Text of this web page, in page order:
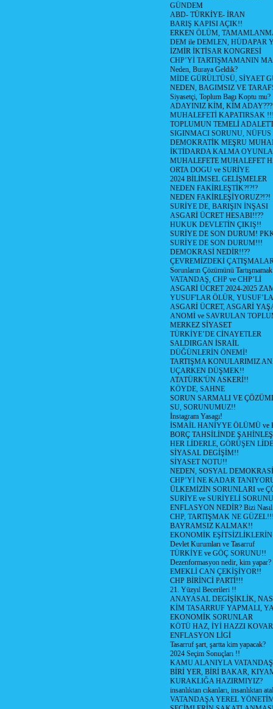
GÜNDEM
ABD- TÜRKİYE- İRAN
BARIŞ KAPISI AÇIK!!
ERKEN ÖLÜM,
DEM ile DEMLEN, HÜDAPAR
İZMİR İKTİSAR KONGRESİ
CHP’Yİ TARTIŞMAMANIN
Neden, Buraya Geldik?
MİDE GÜRÜLTÜSÜ, SİYAET
NEDEN, BAGIMSIZ VE
Siyasetçi, Toplum Bagı Koptu mu?
ADAYINIZ KİM, KİM ADAY???
MUHALEFETİ KAPATIRSAK
TOPLUMUN TEMELİ
SIGINMACI SORUNU,
DEMOKRATİK MEŞRU
İKTİDARDA KALMA
MUHALEFETE MUHALEFET
ORTA DOGU ve SURİYE
2024 BİLİMSEL GELİŞMELER
NEDEN FAKİRLEŞTİK?!?!?
NEDEN FAKİRLEŞİYORUZ?!?!
SURİYE DE, BARIŞIN İNŞASI
ASGARİ ÜCRET HESABI!!??
HUKUK DEVLETİN ÇIKIŞ!!
SURİYE DE SON DURUM!
SURİYE DE SON DURUM!!!
DEMOKRASİ NEDİR!!??
ÇEVREMİZDEKİ
Sorunların Çözümünü
VATANDAŞ, CHP ve CHP’Lİ
ASGARİ ÜCRET 2024-2025
YUSUF'LAR ÖLÜR,
ASGARİ ÜCRET, ASGARİ
ANOMİ ve SAVRULAN
MERKEZ SİYASET
TÜRKİYE’DE CİNAYETLER
SALDIRGAN İSRAİL
DÜĞÜNLERİN ÖNEMİ!
TARTIŞMA KONULARIMIZ
UÇARKEN DÜŞMEK!!
ATATÜRK'ÜN ASKERİ!!
KÖYDE, SAHNE
SORUN SARMALI VE
SU, SORUNUMUZ!!
İnstagram Yasagı!
İSMAİL HANİYYE ÖLÜMÜ ve
BORÇ TAHSİLİNDE
HER LİDERLE, GÖRÜŞEN
SİYASAL DEGİŞİM!!
SİYASET NOTU!!
NEDEN, SOSYAL
CHP’Yİ NE KADAR
ÜLKEMİZİN SORUNLARI ve
SURİYE ve SURİYELİ
ENFLASYON NEDİR? Bizi
CHP, TARTIŞMAK NE
BAYRAMSIZ KALMAK!!
EKONOMİK
Devlet Kurumları ve Tasarruf
TÜRKİYE ve GÖÇ SORUNU!!
Dezenformasyon nedir, kim yapar?
EMEKLİ CAN ÇEKİŞİYOR!!
CHP BİRİNCİ PARTİ!!!
21. Yüzyıl Becerileri !!
ANAYASAL DEGİŞİKLİK,
KİM TASARRUF YAPMALI,
EKONOMİK SORUNLAR
KÖTÜ HAZ, İYİ HAZZI
ENFLASYON LİGİ
Tasarruf şart, şartta kim yapacak?
2024 Seçim Sonuçları !!
KAMU ALANIYLA
BİRİ YER, BİRİ BAKAR,
KURAKLIĞA HAZIRMIYIZ?
insanlıktan cıkanları, insanlıktan
VATANDAŞA YEREL